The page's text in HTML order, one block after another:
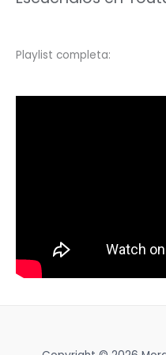
Playlist completa: